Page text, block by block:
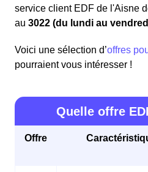
service client EDF de l'Aisne
au 3022 (du lundi au
Voici une sélection d’offres
pourraient vous intéresser !
Quelle offre
Offre